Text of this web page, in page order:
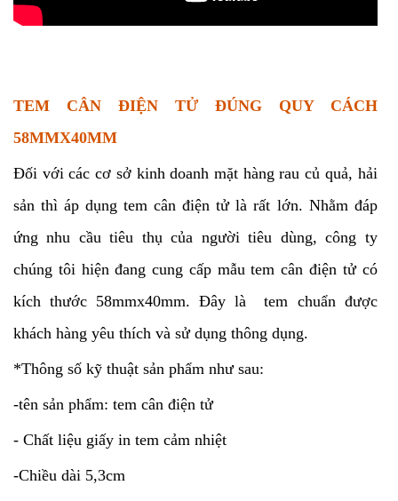
TEM CÂN ĐIỆN TỬ ĐÚNG QUY CÁCH
58MMX40MM
Đối với các cơ sở kinh doanh mặt hàng rau củ quả, hải
sản thì áp dụng tem cân điện tử là rất lớn. Nhằm đáp
ứng nhu cầu tiêu thụ của người tiêu dùng, công ty
chúng tôi hiện đang cung cấp mẫu tem cân điện tử có
kích thước 58mmx40mm. Đây là tem chuẩn được
khách hàng yêu thích và sử dụng thông dụng.
*Thông số kỹ thuật sản phẩm như sau:
-tên sản phẩm: tem cân điện tử
- Chất liệu giấy in tem cảm nhiệt
-Chiều dài 5,3cm